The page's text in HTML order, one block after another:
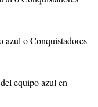
azul o Conquistadores
equipo azul en